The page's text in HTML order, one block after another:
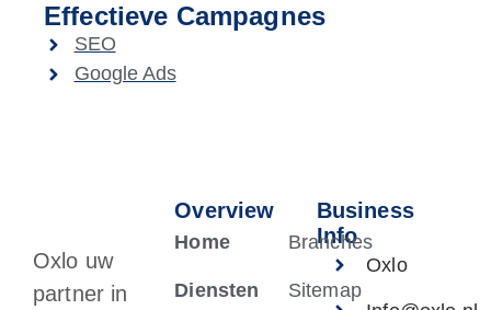
Effectieve Campagnes
SEO
Google Ads
Oxlo uw
partner in
Overview
Home
Diensten
Branches
Sitemap
Business
Info
Oxlo